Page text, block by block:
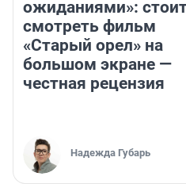
ожиданиями»:
смотреть фильм
«Старый орел» на
большом экране —
честная рецензия
Надежда Губарь